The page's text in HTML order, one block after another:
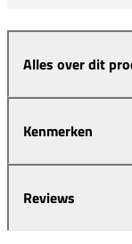
Alles over dit
Kenmerken
Reviews